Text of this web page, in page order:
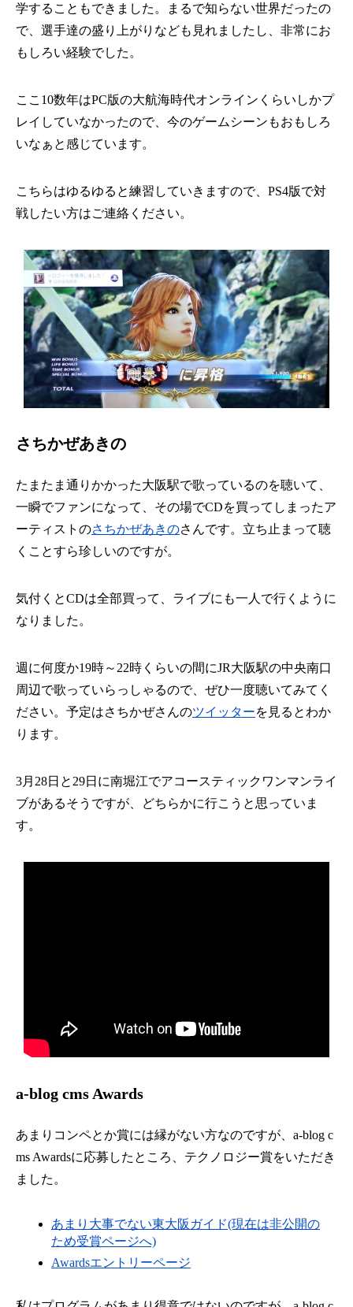
学することもできました。まるで知らない世界だったの
で、選手達の盛り上がりなども見れましたし、非常にお
もしろい経験でした。
ここ10数年はPC版の大航海時代オンラインくらいしかプ
レイしていなかったので、今のゲームシーンもおもしろ
いなぁと感じています。
こちらはゆるゆると練習していきますので、PS4版で対
戦したい方はご連絡ください。
さちかぜあきの
たまたま通りかかった大阪駅で歌っているのを聴いて、
一瞬でファンになって、その場でCDを買ってしまったア
ーティストのさちかぜあきのさんです。立ち止まって聴
くことすら珍しいのですが。
気付くとCDは全部買って、ライブにも一人で行くように
なりました。
週に何度か19時～22時くらいの間にJR大阪駅の中央南口
周辺で歌っていらっしゃるので、ぜひ一度聴いてみてく
ださい。予定はさちかぜさんのツイッター​を見るとわか
ります。
3月28日と29日に南堀江でアコースティックワンマンライ
ブがあるそうですが、どちらかに行こうと思っていま
す。
a-blog cms Awards
あまりコンペとか賞には縁がない方なのですが、a-blog c
ms Awardsに応募したところ、テクノロジー賞をいただき
ました。
あまり大事でない東大阪ガイド(現在は非公開の
ため受賞ページへ)
Awardsエントリーページ